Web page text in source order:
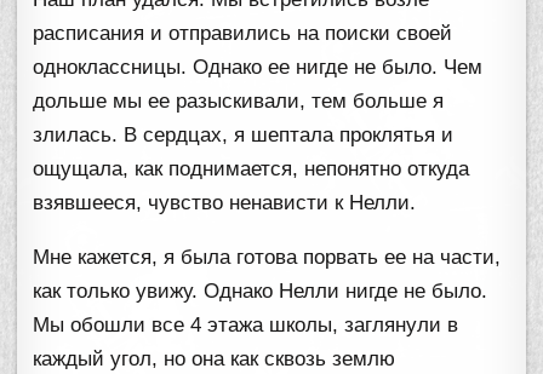
расписания и отправились на поиски своей
одноклассницы. Однако ее нигде не было. Чем
дольше мы ее разыскивали, тем больше я
злилась. В сердцах, я шептала проклятья и
ощущала, как поднимается, непонятно откуда
взявшееся, чувство ненависти к Нелли.
Мне кажется, я была готова порвать ее на части,
как только увижу. Однако Нелли нигде не было.
Мы обошли все 4 этажа школы, заглянули в
каждый угол, но она как сквозь землю